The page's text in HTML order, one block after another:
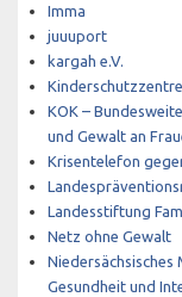
Imma
juuuport
kargah e.V.
KOK –
und Gewalt an
Krisentelefon
Landesstiftung
Netz ohne Gewalt
Niedersächsisches
Gesundheit und